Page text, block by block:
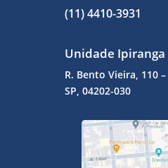
(11) 4410-3931
Unidade Ipiranga
R. Bento Vieira, 110
SP, 04202-030